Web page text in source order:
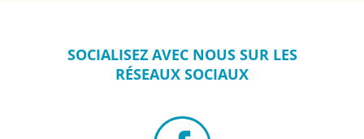
SOCIALISEZ AVEC NOUS SUR LES
RÉSEAUX SOCIAUX